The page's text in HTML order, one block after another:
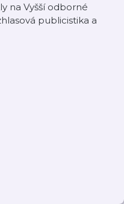
na Vyšší odborné
publicistika a